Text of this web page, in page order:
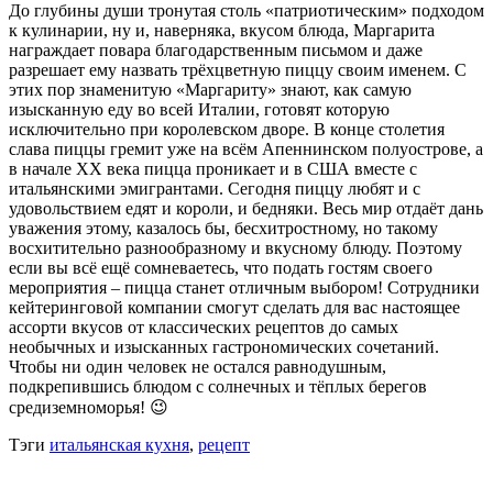
До глубины души тронутая столь «патриотическим» подходом
к кулинарии, ну и, наверняка, вкусом блюда, Маргарита
награждает повара благодарственным письмом и даже
разрешает ему назвать трёхцветную пиццу своим именем. С
этих пор знаменитую «Маргариту» знают, как самую
изысканную еду во всей Италии, готовят которую
исключительно при королевском дворе. В конце столетия
слава пиццы гремит уже на всём Апеннинском полуострове, а
в начале XX века пицца проникает и в США вместе с
итальянскими эмигрантами. Сегодня пиццу любят и с
удовольствием едят и короли, и бедняки. Весь мир отдаёт дань
уважения этому, казалось бы, бесхитростному, но такому
восхитительно разнообразному и вкусному блюду. Поэтому
если вы всё ещё сомневаетесь, что подать гостям своего
мероприятия – пицца станет отличным выбором! Сотрудники
кейтеринговой компании смогут сделать для вас настоящее
ассорти вкусов от классических рецептов до самых
необычных и изысканных гастрономических сочетаний.
Чтобы ни один человек не остался равнодушным,
подкрепившись блюдом с солнечных и тёплых берегов
средиземноморья! 😉
Тэги итальянская кухня, рецепт